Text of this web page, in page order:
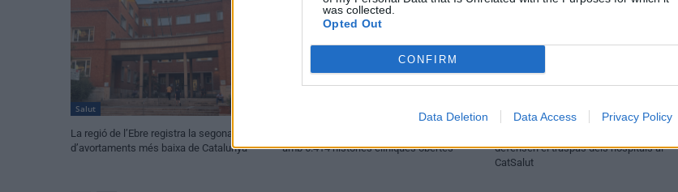
was collected.
Opted Out
CONFIRM
Data Deletion Data Access Privacy Policy
Salut
La regió de l’Ebre registra la segona taxa
d’avortaments més baixa de Catalunya
amb 6.414 històries clíniques obertes
Equipaments
defensen el traspàs dels hospitals al
CatSalut